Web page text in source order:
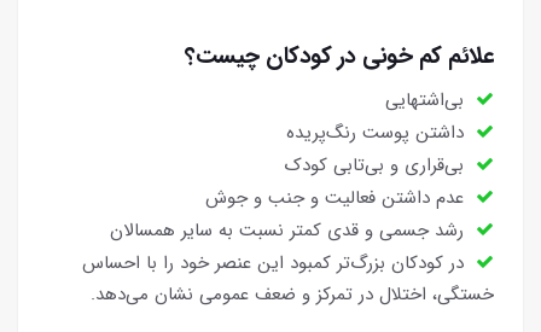
علائم کم خونی در کودکان چیست؟
بی‌اشتهایی
داشتن پوست رنگ‌پریده
بی‌قراری و بی‌تابی کودک
عدم داشتن فعالیت و جنب و جوش
رشد جسمی و قدی کمتر نسبت به سایر همسالان
در کودکان بزرگ‌تر کمبود این عنصر خود را با احساس
خستگی، اختلال در تمرکز و ضعف عمومی نشان می‌دهد.